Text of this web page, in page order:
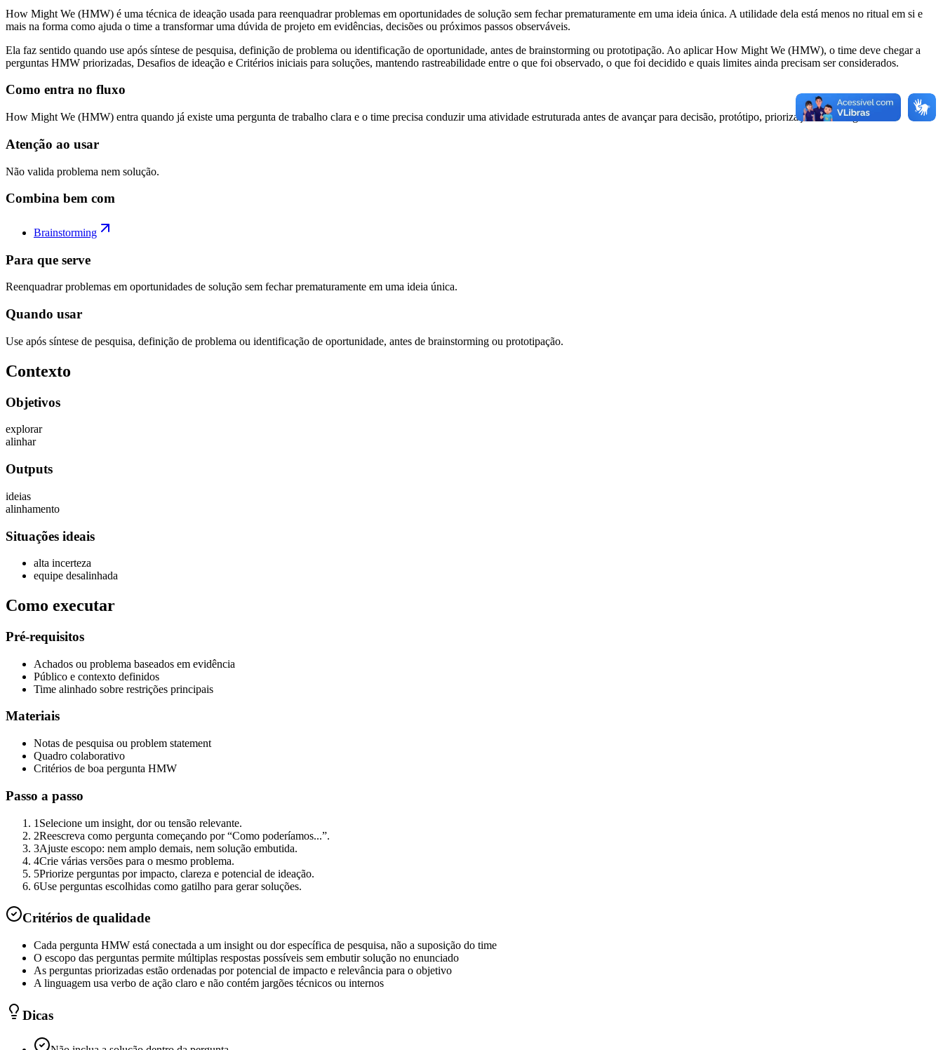
How Might We (HMW) é uma técnica de ideação usada para reenquadrar problemas em oportunidades de solução sem fechar prematuramente em uma ideia única. A utilidade dela está menos no ritual em si e
mais na forma como ajuda o time a transformar uma dúvida de projeto em evidências, decisões ou próximos passos observáveis.
Ela faz sentido quando use após síntese de pesquisa, definição de problema ou identificação de oportunidade, antes de brainstorming ou prototipação. Ao aplicar How Might We (HMW), o time deve chegar a
perguntas HMW priorizadas, Desafios de ideação e Critérios iniciais para soluções, mantendo rastreabilidade entre o que foi observado, o que foi decidido e quais limites ainda precisam ser considerados.
Como entra no fluxo
How Might We (HMW) entra quando já existe uma pergunta de trabalho clara e o time precisa conduzir uma atividade estruturada antes de avançar para decisão, protótipo, priorização ou entrega.
Atenção ao usar
Não valida problema nem solução.
Combina bem com
Brainstorming
Para que serve
Reenquadrar problemas em oportunidades de solução sem fechar prematuramente em uma ideia única.
Quando usar
Use após síntese de pesquisa, definição de problema ou identificação de oportunidade, antes de brainstorming ou prototipação.
Contexto
Objetivos
explorar
alinhar
Outputs
ideias
alinhamento
Situações ideais
alta incerteza
equipe desalinhada
Como executar
Pré-requisitos
Achados ou problema baseados em evidência
Público e contexto definidos
Time alinhado sobre restrições principais
Materiais
Notas de pesquisa ou problem statement
Quadro colaborativo
Critérios de boa pergunta HMW
Passo a passo
1 Selecione um insight, dor ou tensão relevante.
2Reescreva como pergunta começando por “Como poderíamos...”.
3Ajuste escopo: nem amplo demais, nem solução embutida.
4Crie várias versões para o mesmo problema.
5Priorize perguntas por impacto, clareza e potencial de ideação.
6Use perguntas escolhidas como gatilho para gerar soluções.
Critérios de qualidade
Cada pergunta HMW está conectada a um insight ou dor específica de pesquisa, não a suposição do time
O escopo das perguntas permite múltiplas respostas possíveis sem embutir solução no enunciado
As perguntas priorizadas estão ordenadas por potencial de impacto e relevância para o objetivo
A linguagem usa verbo de ação claro e não contém jargões técnicos ou internos
Dicas